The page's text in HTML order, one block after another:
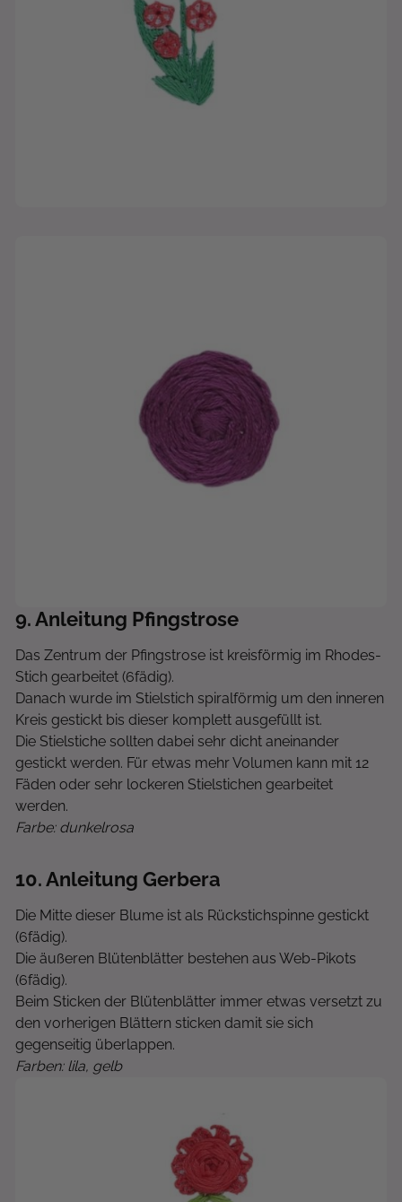
9. Anleitung Pfingstrose
Das Zentrum der Pfingstrose ist kreisförmig im Rhodes-
Stich gearbeitet (6fädig).
Danach wurde im Stielstich spiralförmig um den inneren
Kreis gestickt bis dieser komplett ausgefüllt ist.
Die Stielstiche sollten dabei sehr dicht aneinander
gestickt werden. Für etwas mehr Volumen kann mit 12
Fäden oder sehr lockeren Stielstichen gearbeitet
werden.
Farbe: dunkelrosa
10. Anleitung Gerbera
Die Mitte dieser Blume ist als Rückstichspinne gestickt
(6fädig).
Die äußeren Blütenblätter bestehen aus Web-Pikots
(6fädig).
Beim Sticken der Blütenblätter immer etwas versetzt zu
den vorherigen Blättern sticken damit sie sich
gegenseitig überlappen.
Farben: lila, gelb